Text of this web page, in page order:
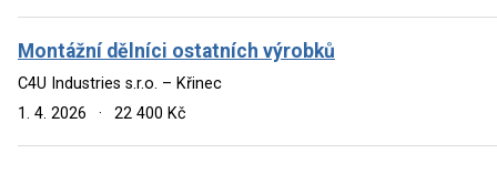
Montážní dělníci ostatních výrobků
C4U Industries s.r.o. – Křinec
1. 4. 2026
· 22 400 Kč